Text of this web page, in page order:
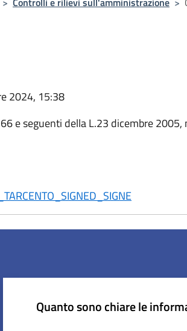
2024, 15:38
e seguenti della L.23 dicembre 2005,
Quanto sono chiare le